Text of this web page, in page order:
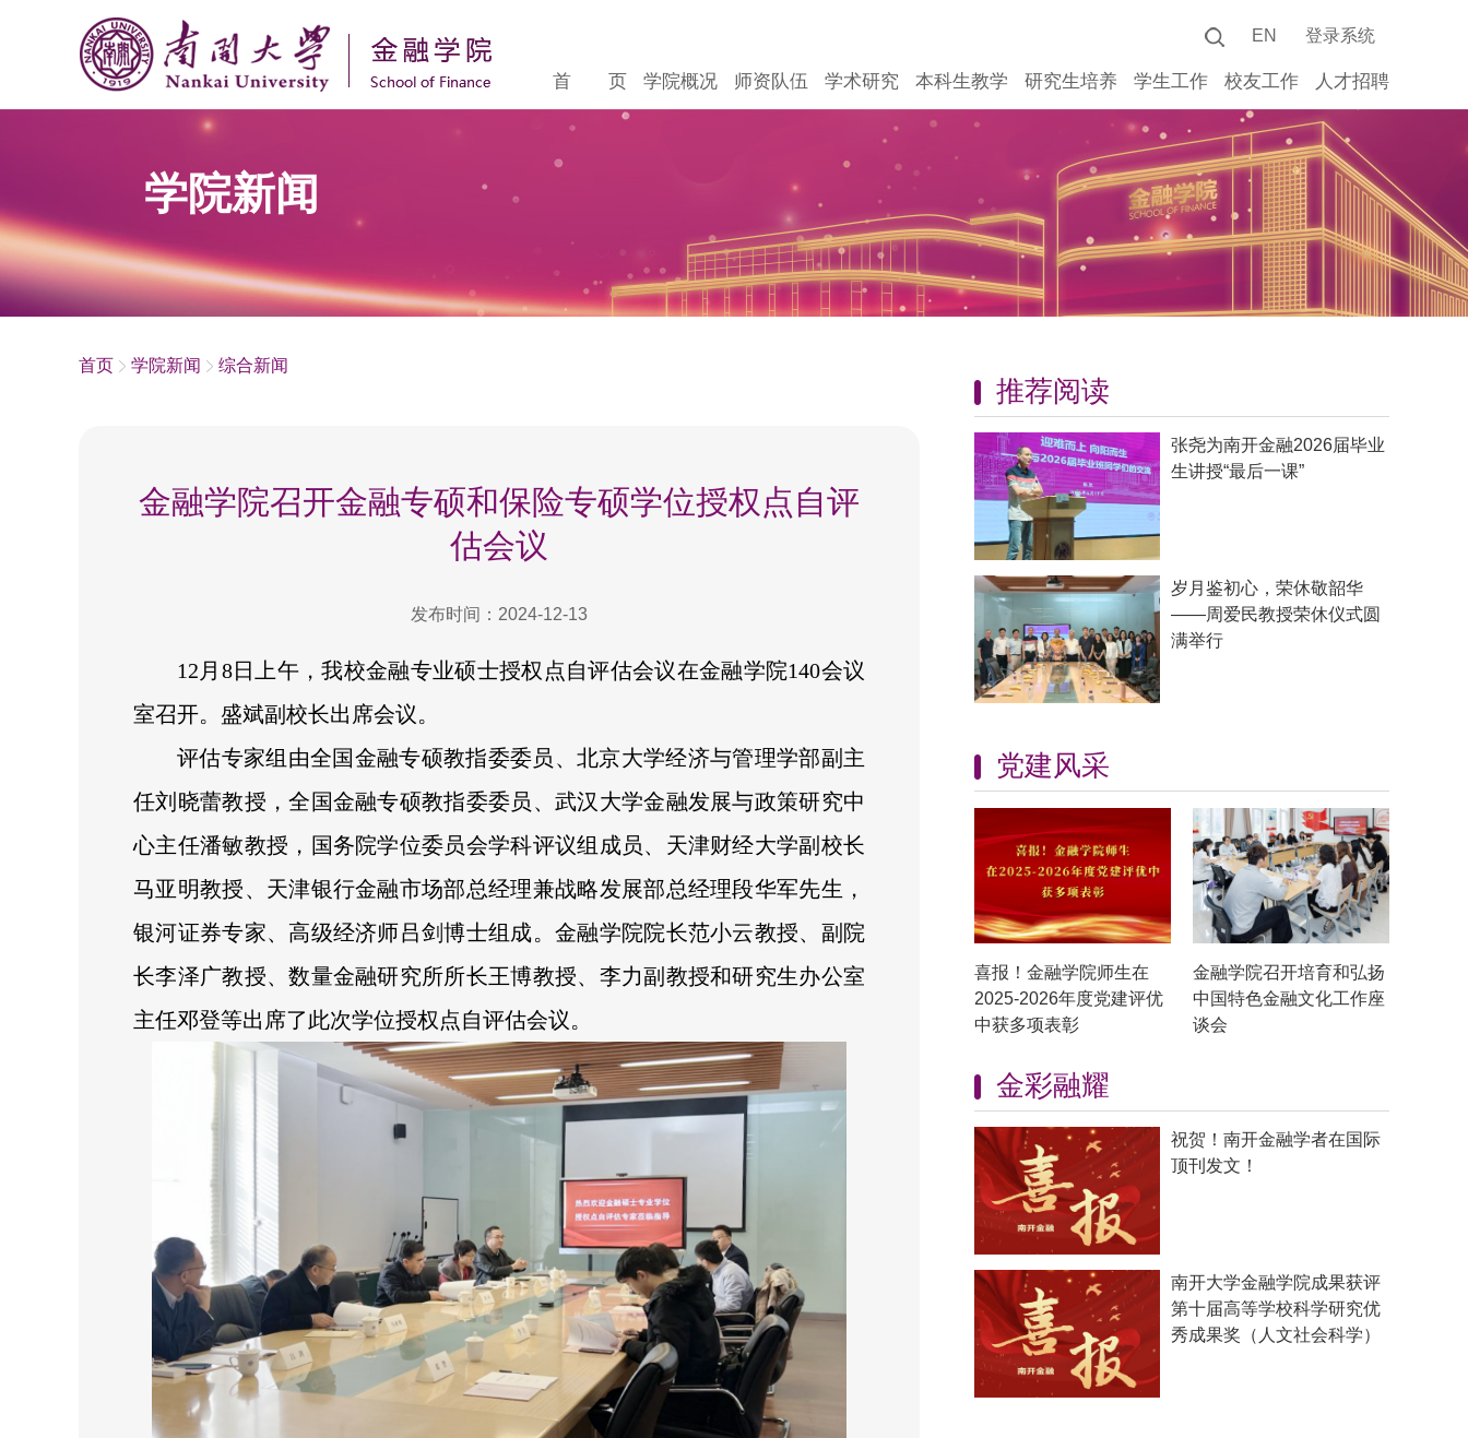
EN 登录系统
首 页 学院概况 师资队伍 学术研究 本科生教学 研究生培养 学生工作 校友工作 人才招聘
学院新闻
推荐阅读
张尧为南开金融2026届毕业
生讲授“最后一课”
岁月鉴初心，荣休敬韶华
——周爱民教授荣休仪式圆
满举行
党建风采
喜报！金融学院师生在
2025-2026年度党建评优
中获多项表彰
金融学院召开培育和弘扬
中国特色金融文化工作座
谈会
金彩融耀
祝贺！南开金融学者在国际
顶刊发文！
南开大学金融学院成果获评
第十届高等学校科学研究优
秀成果奖（人文社会科学）
首页 学院新闻 综合新闻
金融学院召开金融专硕和保险专硕学位授权点自评
估会议
发布时间：2024-12-13
12月8日上午，我校金融专业硕士授权点自评估会议在金融学院140会议
室召开。盛斌副校长出席会议。
评估专家组由全国金融专硕教指委委员、北京大学经济与管理学部副主
任刘晓蕾教授，全国金融专硕教指委委员、武汉大学金融发展与政策研究中
心主任潘敏教授，国务院学位委员会学科评议组成员、天津财经大学副校长
马亚明教授、天津银行金融市场部总经理兼战略发展部总经理段华军先生，
银河证券专家、高级经济师吕剑博士组成。金融学院院长范小云教授、副院
长李泽广教授、数量金融研究所所长王博教授、李力副教授和研究生办公室
主任邓登等出席了此次学位授权点自评估会议。